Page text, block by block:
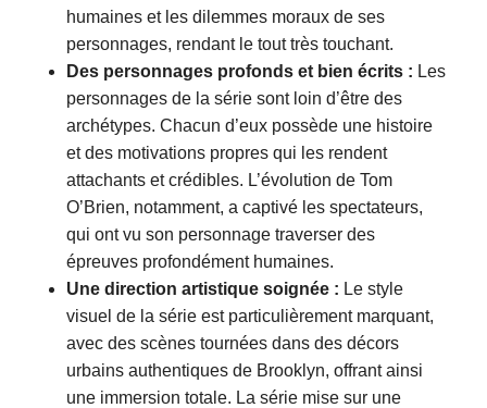
humaines et les dilemmes moraux de ses
personnages, rendant le tout très touchant.
Des personnages profonds et bien écrits : Les
personnages de la série sont loin d’être des
archétypes. Chacun d’eux possède une histoire
et des motivations propres qui les rendent
attachants et crédibles. L’évolution de Tom
O’Brien, notamment, a captivé les spectateurs,
qui ont vu son personnage traverser des
épreuves profondément humaines.
Une direction artistique soignée : Le style
visuel de la série est particulièrement marquant,
avec des scènes tournées dans des décors
urbains authentiques de Brooklyn, offrant ainsi
une immersion totale. La série mise sur une